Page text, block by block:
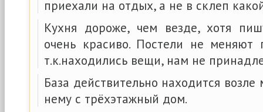
приехали на отдых, а не в склеп
Кухня дороже, чем везде, хотя
очень красиво. Постели не
т.к.находились вещи, нам не
База действительно находится возле
нему с трёхэтажный дом.